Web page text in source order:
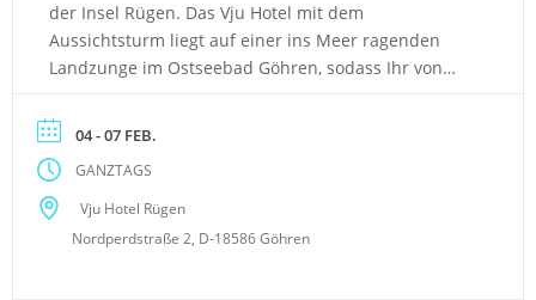
der Insel Rügen. Das Vju Hotel mit dem
Aussichtsturm liegt auf einer ins Meer ragenden
Landzunge im Ostseebad Göhren, sodass Ihr von
die Insel und das Meer habt. Hotel: im wunderbaren
Ostseebad Göhren gelegen zum Ostseebad Baabe,
Sellin und Binz gelangt […]
04 - 07 FEB.
GANZTAGS
Vju Hotel Rügen
Nordperdstraße 2, D-18586 Göhren